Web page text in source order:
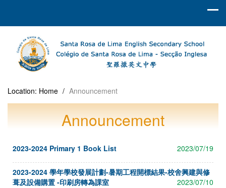
Location: Home / Announcement
Announcement
2023-2024 Primary 1 Book List 2023/07/19
2023-2024 學年學校發展計劃-暑期工程開標結果-校舍興建與修
葺及設備購置 -印刷房轉為課室
2023/07/10